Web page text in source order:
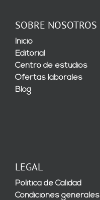
SOBRE NOSOTROS
Inicio
Editorial
Centro de estudios
Ofertas laborales
Blog
LEGAL
Política de Calidad
Condiciones generales